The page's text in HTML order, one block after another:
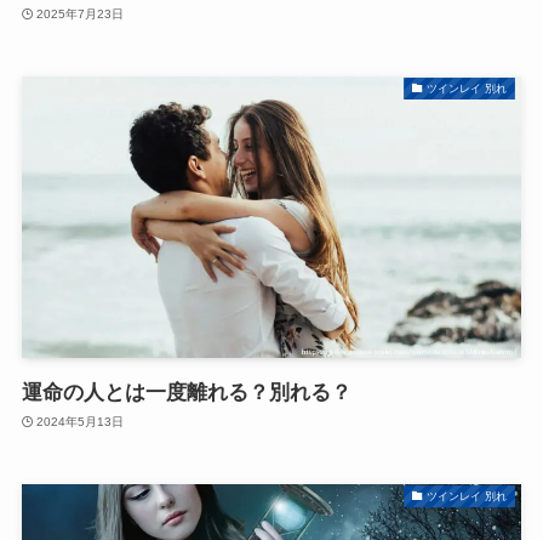
2025年7月23日
ツインレイ 別れ
運命の人とは一度離れる？別れる？
2024年5月13日
ツインレイ 別れ